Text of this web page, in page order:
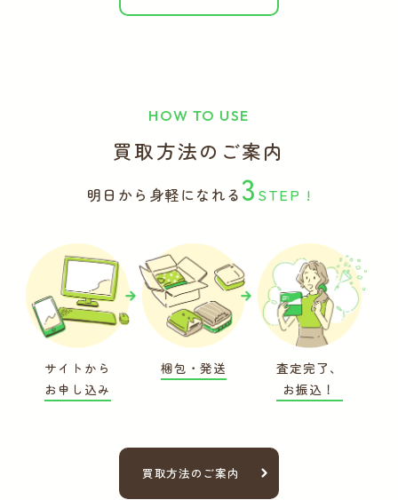
HOW TO USE
買取方法のご案内
明日から身軽になれる 3 STEP !
サイトから
お申し込み
梱包・発送
査定完了、
お振込！
買取方法のご案内